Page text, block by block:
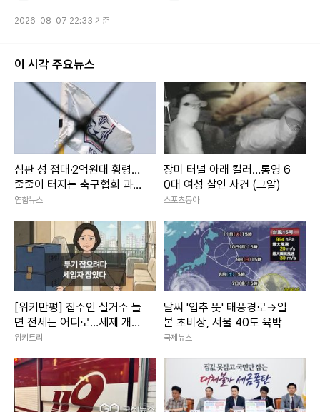
T 시스템 품질 검증 등을 주력 사업으로 하고 있다. 같은 달 우
이사로 영입했다. 김 이사는 한양대학교 산업공학과를 졸업하
경력을 쌓아온 전문가다.
지역 기반의 은행을 모태로 성장한 지방 금융지주 중에서는 BNK
금융만이 유일하게 보안·IT 전문가를 이사회에 배치했다. BNK금
융은 올해 3월 박수용 서강대학교 컴퓨터공학과 교수를 사외이사
로 선임했다. 박 이사는 카네기멜론대학교 컴퓨터공학과 객원교수
를 거쳐 한국블록체인학회 회장을 연임하고 현재 서강대학교 AI-
SW 대학원 원장과 소프트웨어 융합대학 학장을 겸임하고 있다.
블록체인과 핀테크, 정보보안, 소프트웨어 공학에 정통한 인물로
알려져 있다. 반면 iM금융과 JB금융 이사회에는 보안·IT 관련 이
력을 지닌 인물이 전무한 상태다.
2026-08-07 22:33 기준
이 시각 주요뉴스
심판 성 접대·2억원대 횡령…
줄줄이 터지는 축구협회 과거
비위
연합뉴스
장미 터널 아래 킬러…통영 6
0대 여성 살인 사건 (그알)
스포츠동아
[위키만평] 집주인 실거주 늘
면 전세는 어디로…세제 개편
에 세입자 불안 커진다
위키트리
날씨 '입추 뜻' 태풍경로→일
본 초비상, 서울 40도 육박
국제뉴스